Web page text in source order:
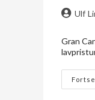
Ulf
Gran